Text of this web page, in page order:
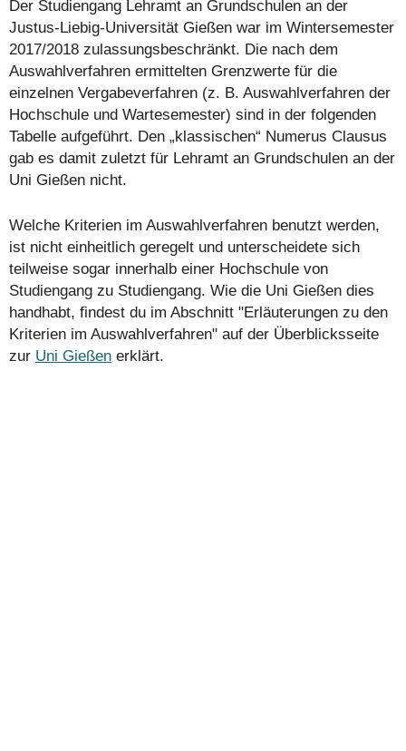
Der Studiengang Lehramt an Grundschulen an der
Justus-Liebig-Universität Gießen war im Wintersemester
2017/2018 zulassungsbeschränkt. Die nach dem
Auswahlverfahren ermittelten Grenzwerte für die
einzelnen Vergabeverfahren (z. B. Auswahlverfahren der
Hochschule und Wartesemester) sind in der folgenden
Tabelle aufgeführt. Den „klassischen“ Numerus Clausus
gab es damit zuletzt für Lehramt an Grundschulen an der
Uni Gießen nicht.
Welche Kriterien im Auswahlverfahren benutzt werden,
ist nicht einheitlich geregelt und unterscheidete sich
teilweise sogar innerhalb einer Hochschule von
Studiengang zu Studiengang. Wie die Uni Gießen dies
handhabt, findest du im Abschnitt "Erläuterungen zu den
Kriterien im Auswahlverfahren" auf der Überblicksseite
zur Uni Gießen erklärt.